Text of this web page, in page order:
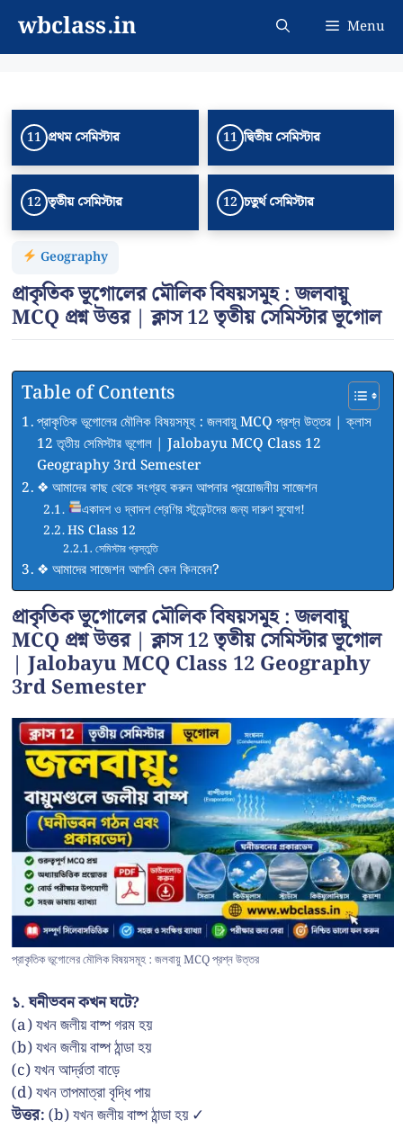
content
wbclass.in Menu
11 প্রথম সেমিস্টার 11 দ্বিতীয় সেমিস্টার
12 তৃতীয় সেমিস্টার 12 চতুর্থ সেমিস্টার
Geography
প্রাকৃতিক ভূগোলের মৌলিক বিষয়সমূহ : জলবায়ু
MCQ প্রশ্ন উত্তর | ক্লাস 12 তৃতীয় সেমিস্টার ভূগোল
Table of Contents
প্রাকৃতিক ভূগোলের মৌলিক বিষয়সমূহ : জলবায়ু MCQ প্রশ্ন উত্তর | ক্লাস
12 তৃতীয় সেমিস্টার ভূগোল | Jalobayu MCQ Class 12
Geography 3rd Semester
❖ আমাদের কাছ থেকে সংগ্রহ করুন আপনার প্রয়োজনীয় সাজেশন
একাদশ ও দ্বাদশ শ্রেণির স্টুডেন্টদের জন্য দারুণ সুযোগ!
HS Class 12
সেমিস্টার প্রস্তুতি
❖ আমাদের সাজেশন আপনি কেন কিনবেন?
প্রাকৃতিক ভূগোলের মৌলিক বিষয়সমূহ : জলবায়ু
MCQ প্রশ্ন উত্তর | ক্লাস 12 তৃতীয় সেমিস্টার ভূগোল
| Jalobayu MCQ Class 12 Geography
3rd Semester
প্রাকৃতিক ভূগোলের মৌলিক বিষয়সমূহ : জলবায়ু MCQ প্রশ্ন উত্তর
১. ঘনীভবন কখন ঘটে?
(a) যখন জলীয় বাষ্প গরম হয়
(b) যখন জলীয় বাষ্প ঠান্ডা হয়
(c) যখন আর্দ্রতা বাড়ে
(d) যখন তাপমাত্রা বৃদ্ধি পায়
উত্তর:(b) যখন জলীয় বাষ্প ঠান্ডা হয় ✓